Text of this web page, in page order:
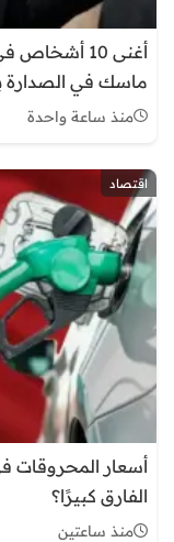
ماسك في الصدارة
منذ ساعة واحدة
اقتصاد
أسعار المحروقات
الفارق كبيرًا؟
منذ ساعتين